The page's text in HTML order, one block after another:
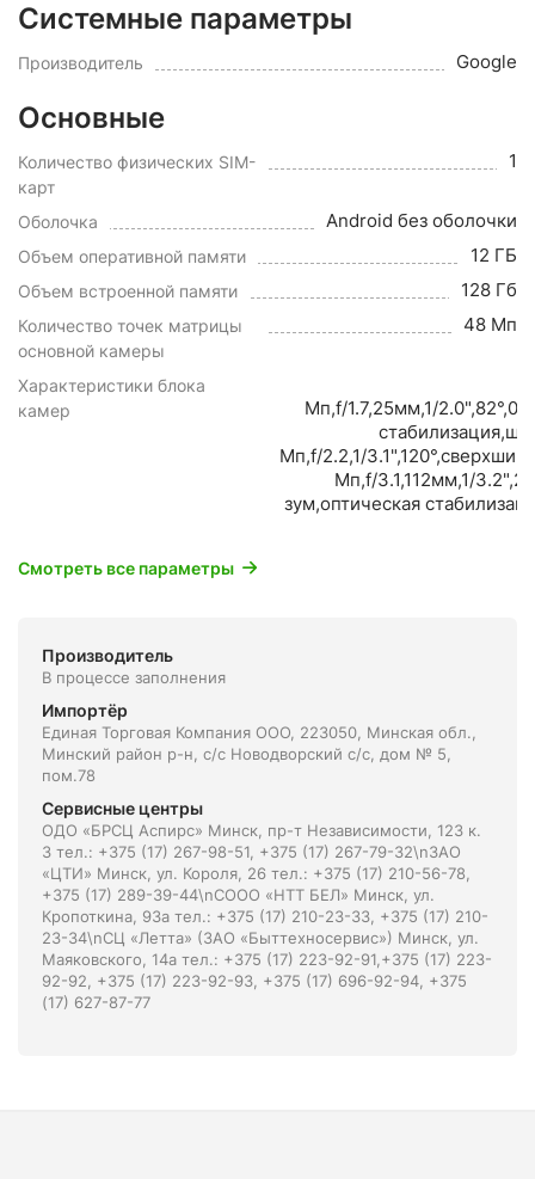
Системные параметры
Производитель Google
Основные
Количество физических SIM-
карт
1
Оболочка Android без оболочки
Объем оперативной памяти 12 ГБ
Объем встроенной памяти 128 Гб
Количество точек матрицы
основной камеры
48 Мп
Характеристики блока
камер
Мп,f/1.7,25мм,1/
Мп,f/2.2,1/
Мп,f/3.1,112мм,1/
зум,оптическая
Смотреть все параметры
Производитель
В процессе заполнения
Импортёр
Единая Торговая Компания ООО, 223050, Минская обл.,
Минский район р-н, с/с Новодворский с/с, дом № 5,
пом.78
Сервисные центры
ОДО «БРСЦ Аспирс» Минск, пр-т Независимости, 123 к.
3 тел.: +375 (17) 267-98-51, +375 (17) 267-79-32\nЗАО
«ЦТИ» Минск, ул. Короля, 26 тел.: +375 (17) 210-56-78,
+375 (17) 289-39-44\nСООО «НТТ БЕЛ» Минск, ул.
Кропоткина, 93а тел.: +375 (17) 210-23-33, +375 (17) 210-
23-34\nСЦ «Летта» (ЗАО «Быттехносервис») Минск, ул.
Маяковского, 14а тел.: +375 (17) 223-92-91,+375 (17) 223-
92-92, +375 (17) 223-92-93, +375 (17) 696-92-94, +375
(17) 627-87-77